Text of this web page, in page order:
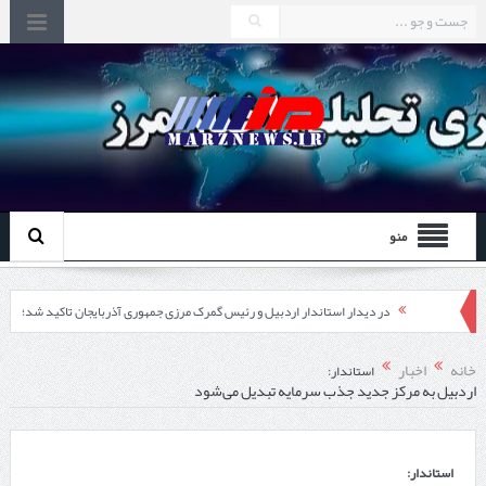
منو
در دیدار استاندار اردبیل و رئیس گمرک مرزی جمهوری آذربایجان تاکید شد؛
توسعه همکاری گمرک‌های مرزی ایران و جمهوری آذربایجان ضرورت دارد
چابهار، جایی که دریا به زندگی سلام می‌کند
گزارش ویژه؛
خانه اخبار استاندار:
اردبیل به مرکز جدید جذب سرمایه تبدیل می‌شود
استاندار: